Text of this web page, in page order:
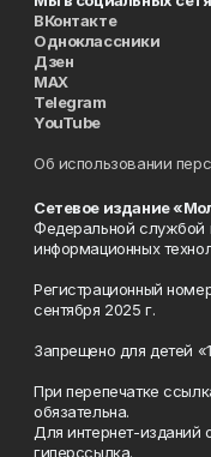
ВКонтакте
Одноклассники
Дзен
MAX
Telegram
YouTube
Об использовании
Сетевое издание
Федеральной службой
информационных
Регистрационный
сентября 2025 г.
Запрещено для детей
При перепечатке
обязательна.
Для интернет-изданий
гиперссылка.